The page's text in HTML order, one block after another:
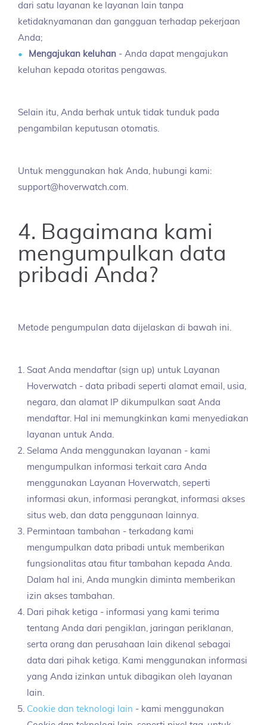
dari satu layanan ke layanan lain tanpa
ketidaknyamanan dan gangguan terhadap pekerjaan
Anda;
Mengajukan keluhan - Anda dapat mengajukan
keluhan kepada otoritas pengawas.
Selain itu, Anda berhak untuk tidak tunduk pada
pengambilan keputusan otomatis.
Untuk menggunakan hak Anda, hubungi kami:
support@hoverwatch.com.
4. Bagaimana kami
mengumpulkan data
pribadi Anda?
Metode pengumpulan data dijelaskan di bawah ini.
Saat Anda mendaftar (sign up) untuk Layanan
Hoverwatch - data pribadi seperti alamat email, usia,
negara, dan alamat IP dikumpulkan saat Anda
mendaftar. Hal ini memungkinkan kami menyediakan
layanan untuk Anda.
Selama Anda menggunakan layanan - kami
mengumpulkan informasi terkait cara Anda
menggunakan Layanan Hoverwatch, seperti
informasi akun, informasi perangkat, informasi akses
situs web, dan data penggunaan lainnya.
Permintaan tambahan - terkadang kami
mengumpulkan data pribadi untuk memberikan
fungsionalitas atau fitur tambahan kepada Anda.
Dalam hal ini, Anda mungkin diminta memberikan
izin akses tambahan.
Dari pihak ketiga - informasi yang kami terima
tentang Anda dari pengiklan, jaringan periklanan,
serta orang dan perusahaan lain dikenal sebagai
data dari pihak ketiga. Kami menggunakan informasi
yang Anda izinkan untuk dibagikan oleh layanan
lain.
Cookie dan teknologi lain - kami menggunakan